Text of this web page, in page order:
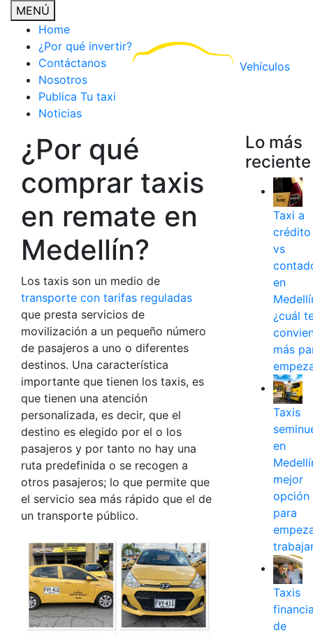
MENÚ
Home
¿Por qué invertir?
Contáctanos
Nosotros
Publica Tu taxi
Noticias
Vehículos
¿Por qué
comprar taxis
en remate en
Medellín?
Los taxis son un medio de
transporte con tarifas reguladas
que presta servicios de
movilización a un pequeño número
de pasajeros a uno o diferentes
destinos. Una característica
importante que tienen los taxis, es
que tienen una atención
personalizada, es decir, que el
destino es elegido por el o los
pasajeros y por tanto no hay una
ruta predefinida o se recogen a
otros pasajeros; lo que permite que
el servicio sea más rápido que el de
un transporte público.
Lo más
reciente
Taxi a
crédito
vs
en
¿cuál
más
Taxis
en
mejor
opción
para
Taxis
de